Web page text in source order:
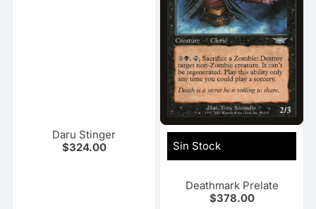
Daru Stinger
$324.00 Sin Stock
Deathmark Prelate
$378.00